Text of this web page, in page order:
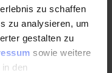
zu schaffen
zu analysieren, um
gestalten zu
sowie weitere
den
Blatt 1 und Blatt 2:
mit FEM,
der